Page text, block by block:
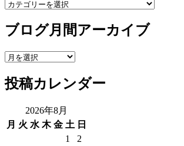
ブ
グ
カ
テ
ゴ
リ
ー
ブログ月間アーカイブ
ブ
グ
月
ア
ー
投稿カレンダー
2026年8月
月 火 水 木 金 土 日
1
2